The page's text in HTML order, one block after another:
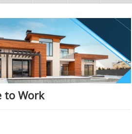
to Work